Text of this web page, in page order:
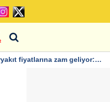
fiyatlarına zam geliyor: